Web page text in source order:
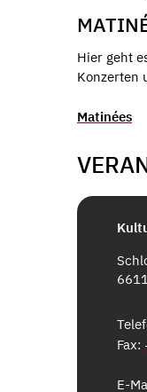
Hier geht
Konzerten
Matinées
Fax:
E-